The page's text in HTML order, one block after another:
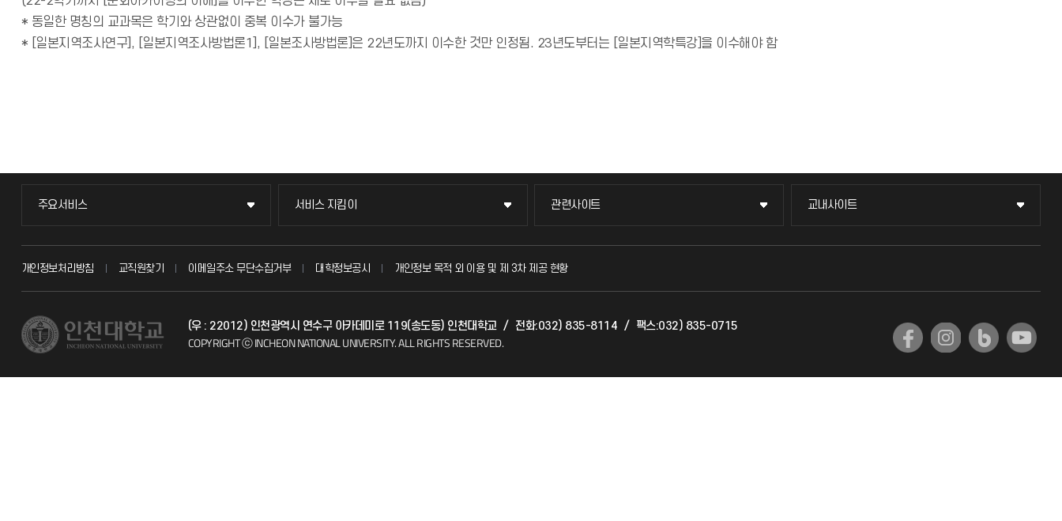
* 동일한 명칭의 교과목은 학기와 상관없이 중복 이수가 불가능
* [일본지역조사연구], [일본지역조사방법론1], [일본조사방법론]은 22년도까지 이수한 것만 인정됨. 23년도부터는 [일본지역학특강]을 이수해야 함
주요서비스
주요서비스
교무회의방송
시설예약
서비스 지킴이
서비스 지킴이
묻고 답하기
자주 묻는 질문(FAQ)
관련사이트
관련사이트
국방헬프콜
산학협력단
교내사이트
교내사이트
교수회
개인정보처리방침 교직원찾기 이메일주소 무단수집거부 대학정보공시 개인정보 목적 외 이용 및 제 3차 제공 현황
(우 : 22012) 인천광역시 연수구 아카데미로 119(송도동) 인천대학교 / 전화:032) 835-8114 / 팩스:032) 835-0715
COPYRIGHT ⓒ INCHEON NATIONAL UNIVERSITY.ALL RIGHTS RESERVED.